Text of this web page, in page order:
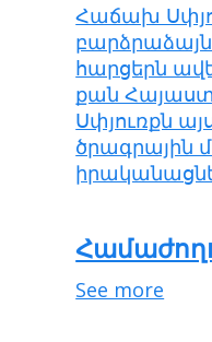
Հաճախ
հարցերն
քան
Սփյուռքն
ծրագրային
See more